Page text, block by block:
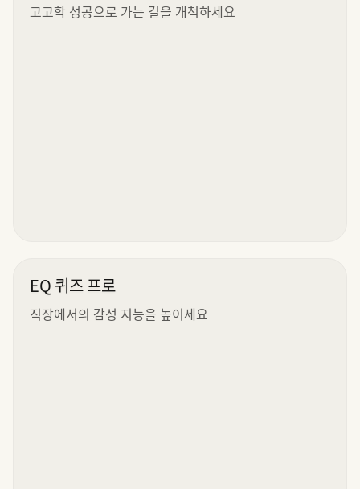
고고학 성공으로 가는 길을 개척하세요
EQ 퀴즈 프로
직장에서의 감성 지능을 높이세요